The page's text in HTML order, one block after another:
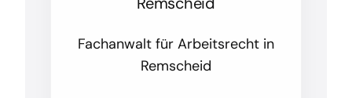
Fachanwalt für Arbeitsrecht in
Remscheid